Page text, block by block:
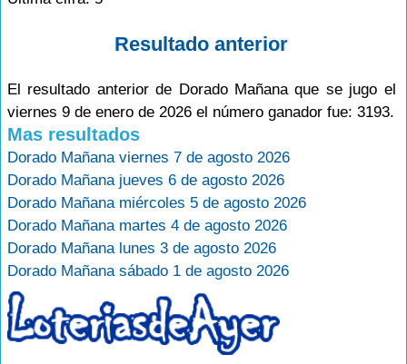
Resultado anterior
El resultado anterior de Dorado Mañana que se jugo el
viernes 9 de enero de 2026 el número ganador fue: 3193.
Mas resultados
Dorado Mañana viernes 7 de agosto 2026
Dorado Mañana jueves 6 de agosto 2026
Dorado Mañana miércoles 5 de agosto 2026
Dorado Mañana martes 4 de agosto 2026
Dorado Mañana lunes 3 de agosto 2026
Dorado Mañana sábado 1 de agosto 2026